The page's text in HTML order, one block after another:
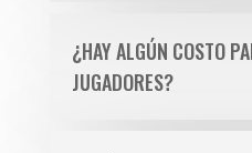
¿HAY ALGÚN COSTO
JUGADORES?